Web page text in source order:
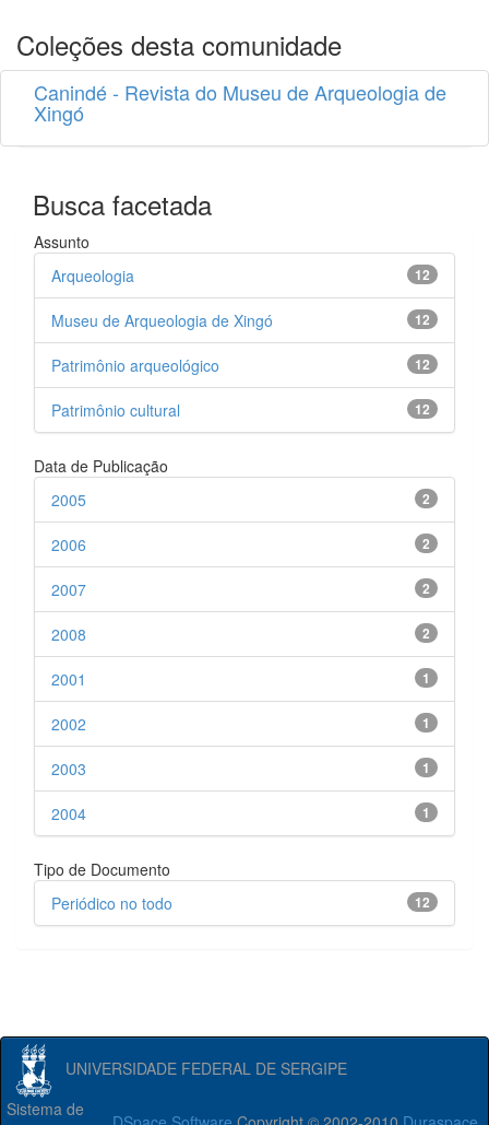
Coleções desta comunidade
Canindé - Revista do Museu de Arqueologia de
Xingó
Busca facetada
Assunto
12
Arqueologia
12
Museu de Arqueologia de Xingó
12
Patrimônio arqueológico
12
Patrimônio cultural
Data de Publicação
2
2005
2
2006
2
2007
2
2008
1
2001
1
2002
1
2003
1
2004
Tipo de Documento
12
Periódico no todo
UNIVERSIDADE FEDERAL DE SERGIPE
Sistema de